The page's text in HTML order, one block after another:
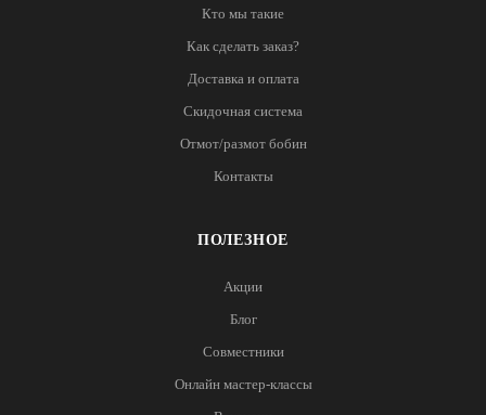
Кто мы такие
Как сделать заказ?
Доставка и оплата
Скидочная система
Отмот/размот бобин
Контакты
ПОЛЕЗНОЕ
Акции
Блог
Совместники
Онлайн мастер-классы